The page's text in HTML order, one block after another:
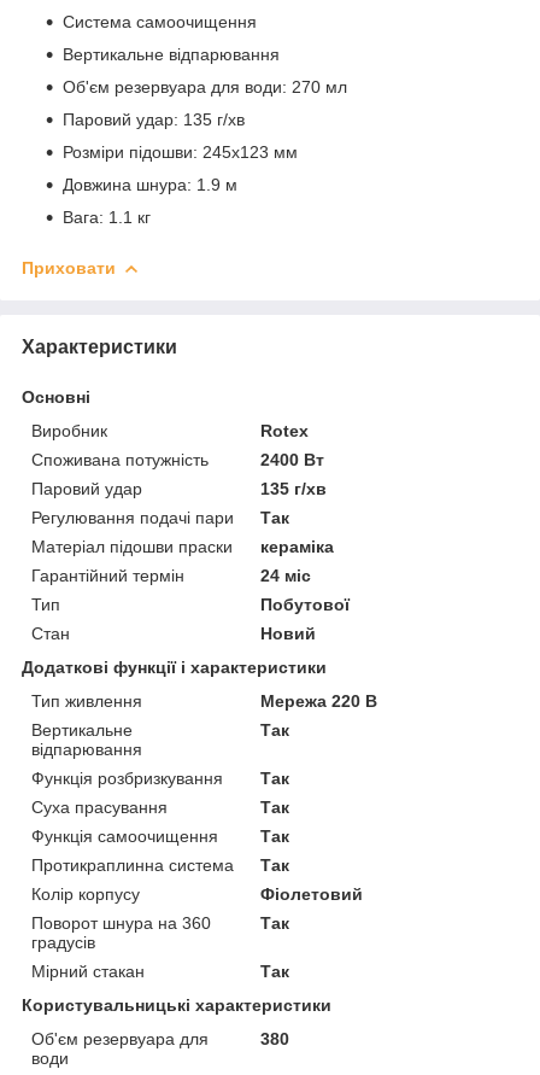
Система самоочищення
Вертикальне відпарювання
Об'єм резервуара для води: 270 мл
Паровий удар: 135 г/хв
Розміри підошви: 245х123 мм
Довжина шнура: 1.9 м
Вага: 1.1 кг
Приховати
Характеристики
Основні
Виробник
Rotex
Споживана потужність
2400 Вт
Паровий удар
135 г/хв
Регулювання подачі пари
Так
Матеріал підошви праски
кераміка
Гарантійний термін
24 міс
Тип
Побутової
Стан
Новий
Додаткові функції і характеристики
Тип живлення
Мережа 220 В
Вертикальне
відпарювання
Так
Функція розбризкування
Так
Суха прасування
Так
Функція самоочищення
Так
Протикраплинна система
Так
Колір корпусу
Фіолетовий
Поворот шнура на 360
градусів
Так
Мірний стакан
Так
Користувальницькі характеристики
Об'єм резервуара для
води
380